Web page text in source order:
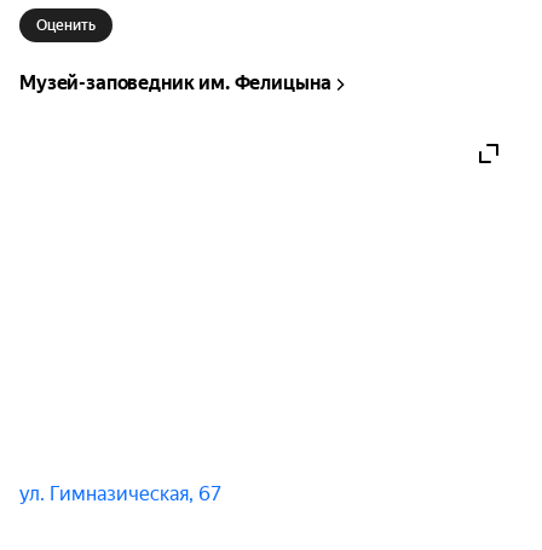
Оценить
Музей-заповедник им. Фелицына
ул. Гимназическая, 67